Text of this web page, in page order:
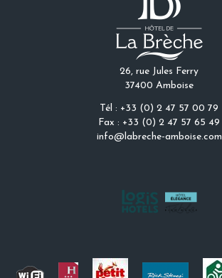
26, rue Jules Ferry
37400 Amboise
Tél : +33 (0) 2 47 57 00 79
Fax : +33 (0) 2 47 57 65 49
info@labreche-amboise.com